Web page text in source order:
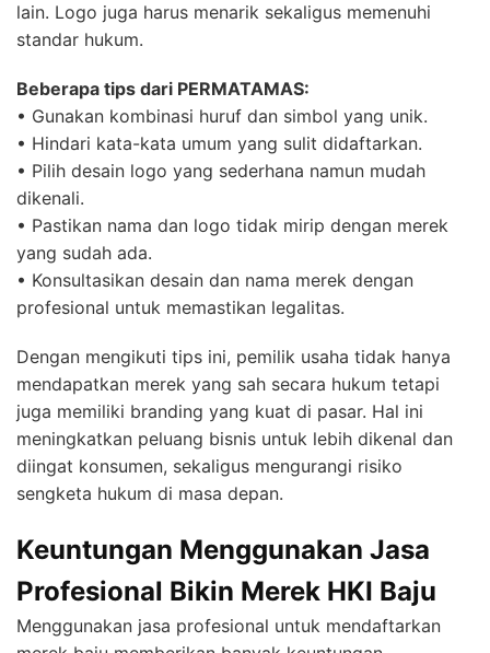
lain. Logo juga harus menarik sekaligus memenuhi
standar hukum.
Beberapa tips dari PERMATAMAS:
• Gunakan kombinasi huruf dan simbol yang unik.
• Hindari kata-kata umum yang sulit didaftarkan.
• Pilih desain logo yang sederhana namun mudah
dikenali.
• Pastikan nama dan logo tidak mirip dengan merek
yang sudah ada.
• Konsultasikan desain dan nama merek dengan
profesional untuk memastikan legalitas.
Dengan mengikuti tips ini, pemilik usaha tidak hanya
mendapatkan merek yang sah secara hukum tetapi
juga memiliki branding yang kuat di pasar. Hal ini
meningkatkan peluang bisnis untuk lebih dikenal dan
diingat konsumen, sekaligus mengurangi risiko
sengketa hukum di masa depan.
Keuntungan Menggunakan Jasa
Profesional Bikin Merek HKI Baju
Menggunakan jasa profesional untuk mendaftarkan